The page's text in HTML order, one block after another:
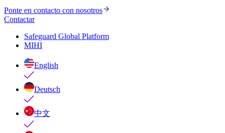
Ponte en contacto con nosotros
Contactar
Safeguard Global Platform
MIHI
English
Deutsch
中文